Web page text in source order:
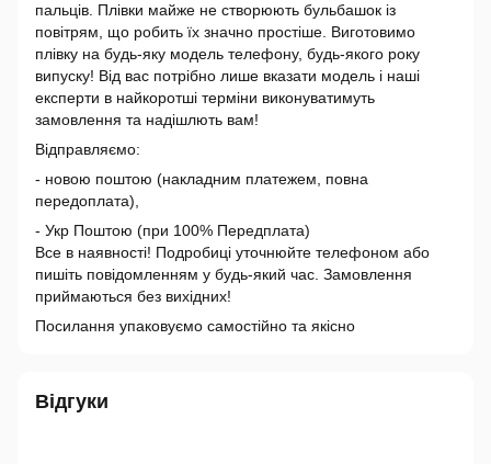
пальців. Плівки майже не створюють бульбашок із
повітрям, що робить їх значно простіше. Виготовимо
плівку на будь-яку модель телефону, будь-якого року
випуску! Від вас потрібно лише вказати модель і наші
експерти в найкоротші терміни виконуватимуть
замовлення та надішлють вам!
Відправляємо:
- новою поштою (накладним платежем, повна
передоплата),
- Укр Поштою (при 100% Передплата)
Все в наявності! Подробиці уточнюйте телефоном або
пишіть повідомленням у будь-який час. Замовлення
приймаються без вихідних!
Посилання упаковуємо самостійно та якісно
Відгуки